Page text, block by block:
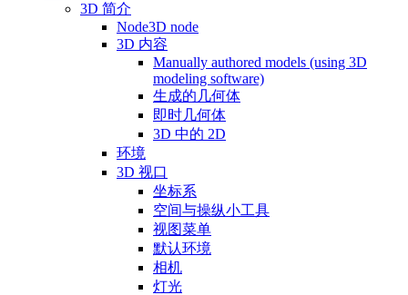
3D 简介
Node3D node
3D 内容
Manually authored models (using 3D
modeling software)
生成的几何体
即时几何体
3D 中的 2D
环境
3D 视口
坐标系
空间与操纵小工具
视图菜单
默认环境
相机
灯光